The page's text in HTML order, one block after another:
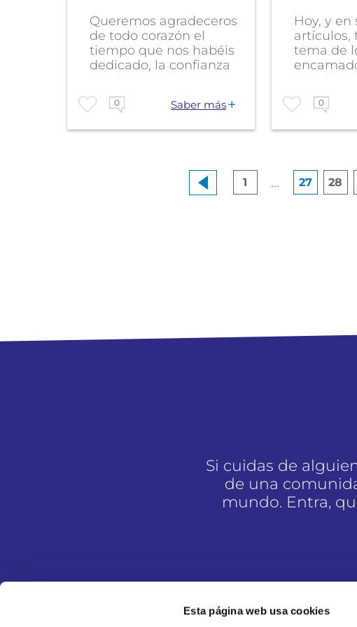
Esta página web usa cookies
Queremos agradeceros
de todo corazón el
tiempo que nos habéis
dedicado, la confianza
con la que...
0 Saber más
Hoy, y en
artículos,
tema de
aquellos...
0
1 ... 27 28
Si cuidas de
de una
mundo. Entra,